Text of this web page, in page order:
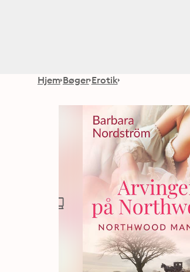
Hjem Bøger Erotik